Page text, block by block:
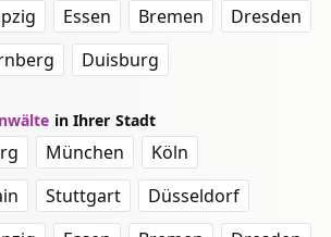
Essen Bremen
Dresden
Duisburg
in Ihrer Stadt
München
Köln
Stuttgart
Düsseldorf